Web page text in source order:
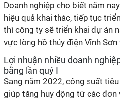
Doanh nghiệp cho biết năm
hiệu quả khai thác, tiếp tục
thì công ty sẽ triển khai dự án
vực lòng hồ thủy điện Vĩnh Sơn
Lợi nhuận nhiều doanh
bằng lần quý I
Sang năm 2022, công suất
giúp tăng huy động từ các đơn